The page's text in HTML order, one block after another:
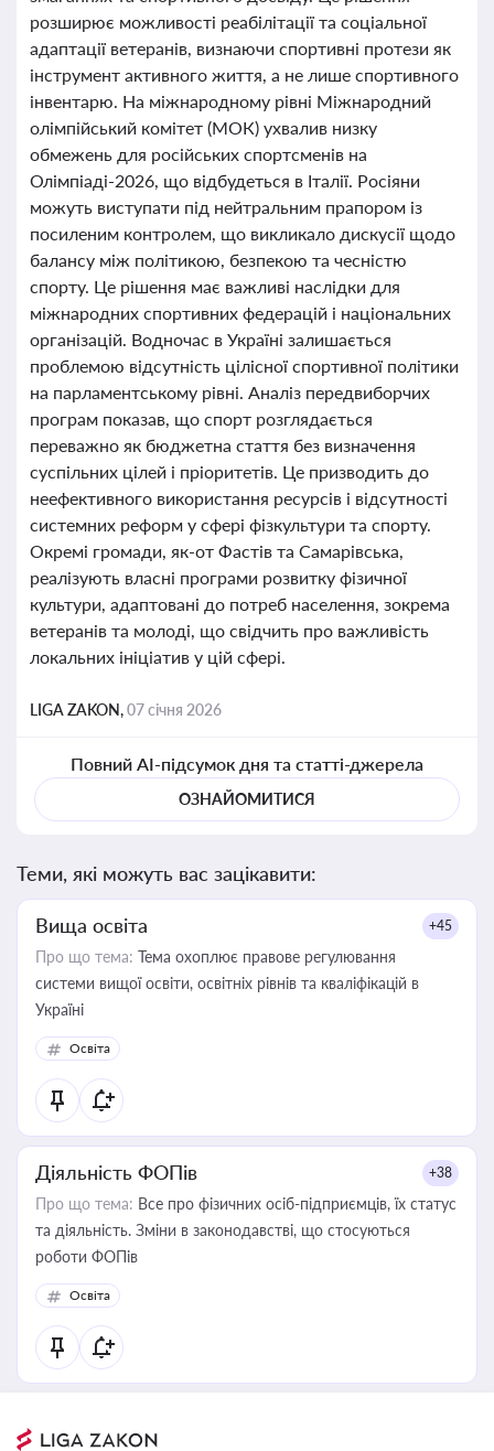
розширює можливості реабілітації та соціальної
адаптації ветеранів, визнаючи спортивні протези як
інструмент активного життя, а не лише спортивного
інвентарю. На міжнародному рівні Міжнародний
олімпійський комітет (МОК) ухвалив низку
обмежень для російських спортсменів на
Олімпіаді-2026, що відбудеться в Італії. Росіяни
можуть виступати під нейтральним прапором із
посиленим контролем, що викликало дискусії щодо
балансу між політикою, безпекою та чесністю
спорту. Це рішення має важливі наслідки для
міжнародних спортивних федерацій і національних
організацій. Водночас в Україні залишається
проблемою відсутність цілісної спортивної політики
на парламентському рівні. Аналіз передвиборчих
програм показав, що спорт розглядається
переважно як бюджетна стаття без визначення
суспільних цілей і пріоритетів. Це призводить до
неефективного використання ресурсів і відсутності
системних реформ у сфері фізкультури та спорту.
Окремі громади, як-от Фастів та Самарівська,
реалізують власні програми розвитку фізичної
культури, адаптовані до потреб населення, зокрема
ветеранів та молоді, що свідчить про важливість
локальних ініціатив у цій сфері.
LIGA ZAKON,07 січня 2026
Повний AI-підсумок дня та статті-джерела
ОЗНАЙОМИТИСЯ
Теми, які можуть вас зацікавити:
Вища освіта +45
Про що тема: Тема охоплює правове регулювання
системи вищої освіти, освітніх рівнів та кваліфікацій в
Україні
Освіта
Діяльність ФОПів +38
Про що тема: Все про фізичних осіб-підприємців, їх статус
та діяльність. Зміни в законодавстві, що стосуються
роботи ФОПів
Освіта